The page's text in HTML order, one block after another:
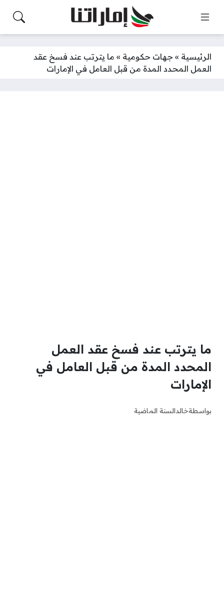
الرئيسية » جهات حكومية » ما يترتب عند فسخ عقد
العمل المحدد المدة من قبل العامل في الإمارات
ما يترتب عند فسخ عقد العمل
المحدد المدة من قبل العامل في
الإمارات
بواسطةخالدالسنة الماضية